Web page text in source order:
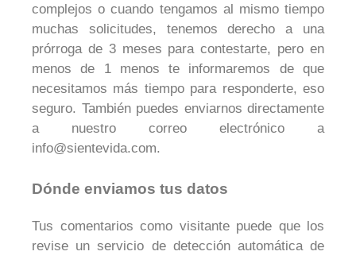
complejos o cuando tengamos al mismo tiempo
muchas solicitudes, tenemos derecho a una
prórroga de 3 meses para contestarte, pero en
menos de 1 menos te informaremos de que
necesitamos más tiempo para responderte, eso
seguro. También puedes enviarnos directamente
a nuestro correo electrónico a
info@sientevida.com.
Dónde enviamos tus datos
Tus comentarios como visitante puede que los
revise un servicio de detección automática de